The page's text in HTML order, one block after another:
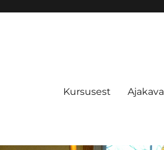
Kursusest Ajakava